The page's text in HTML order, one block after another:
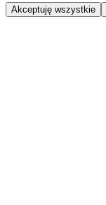
Akceptuję wszystkie